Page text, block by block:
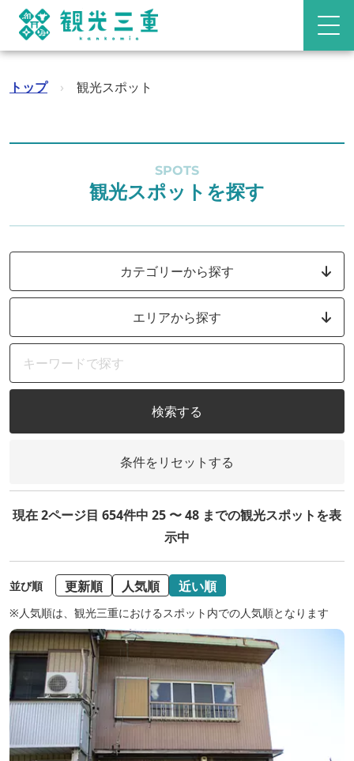
トップ › 観光スポット
SPOTS
観光スポットを探す
カテゴリーから探す
エリアから探す
検索する
条件をリセットする
現在 2ページ目 654件中 25 〜 48 までの観光スポットを表
示中
並び順 更新順 人気順 近い順
※人気順は、観光三重におけるスポット内での人気順となります